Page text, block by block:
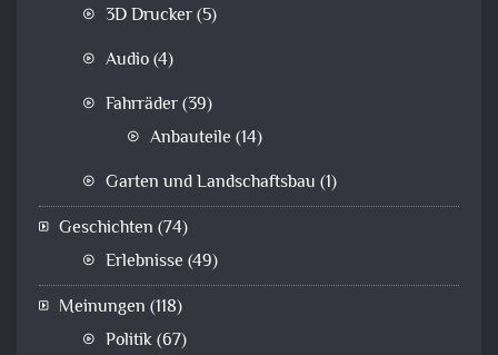
3D Drucker(5)
Audio(4)
Fahrräder(39)
Anbauteile (14)
Garten und Landschaftsbau (1)
Geschichten (74)
Erlebnisse (49)
Meinungen (118)
Politik(67)